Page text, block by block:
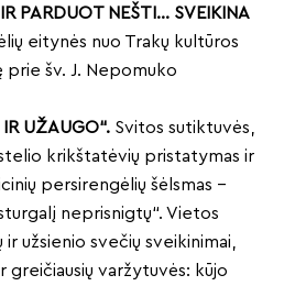
PARDUOT NEŠTI… SVEIKINA
eitynės nuo Trakų kultūros
prie šv. J. Nepomuko
IR UŽAUGO“. Svitos sutiktuvės,
krikštatėvių pristatymas ir
persirengėlių šėlsmas –
neprisnigtų“. Vietos
užsienio svečių sveikinimai,
greičiausių varžytuvės: kūjo